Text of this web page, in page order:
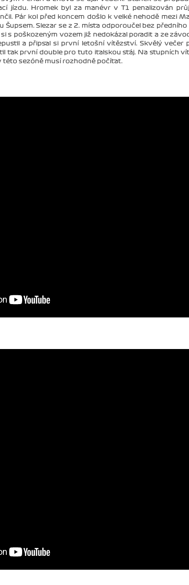
jízdu. Hromek byl za manévr v T1 penalizován
Pár kol před koncem došlo k velké nehodě mezi
Šupsem. Slezar se z 2. místa odporoučel bez
s poškozeným vozem již nedokázal poradit a ze
a připsal si první letošní vítězství. Skvělý večer
tak první double pro tuto italskou stáj. Na stupních
této sezóně musí rozhodně počítat.